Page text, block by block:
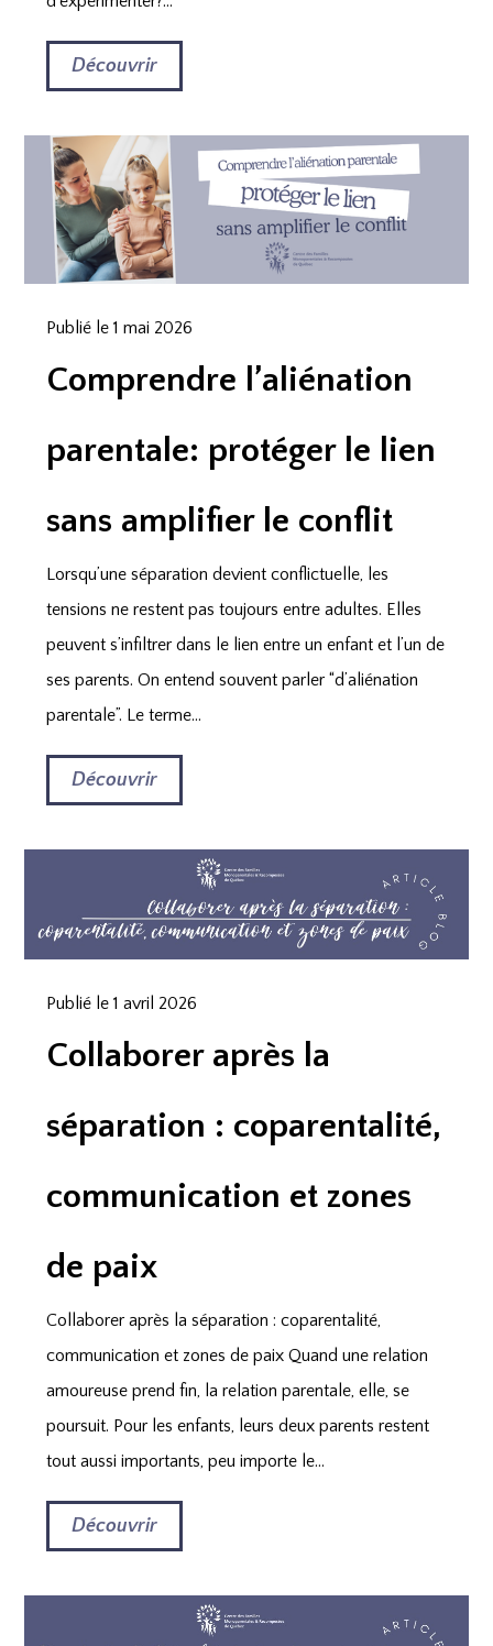
Découvrir
Publié le 1 mai 2026
Comprendre l’aliénation
parentale: protéger le lien
sans amplifier le conflit
Lorsqu’une séparation devient conflictuelle, les
tensions ne restent pas toujours entre adultes. Elles
peuvent s’infiltrer dans le lien entre un enfant et l’un de
ses parents. On entend souvent parler “d’aliénation
parentale”. Le terme...
Découvrir
Publié le 1 avril 2026
Collaborer après la
séparation : coparentalité,
communication et zones
de paix
Collaborer après la séparation : coparentalité,
communication et zones de paix Quand une relation
amoureuse prend fin, la relation parentale, elle, se
poursuit. Pour les enfants, leurs deux parents restent
tout aussi importants, peu importe le...
Découvrir